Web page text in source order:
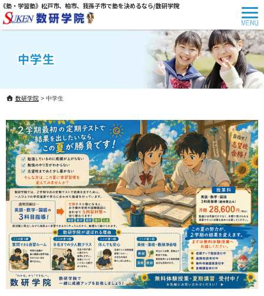
《塾・学習塾》松戸市、柏市、我孫子市で塾を決めるなら/数研学院
中学生
数研学院> 中学生